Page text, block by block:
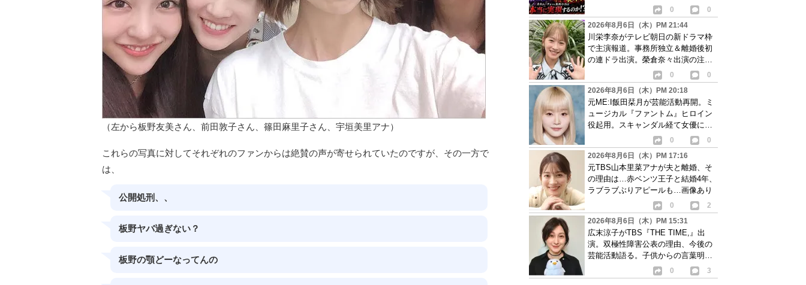
（左から板野友美さん、前田敦子さん、篠田麻里子さん、宇垣美里アナ）
これらの写真に対してそれぞれのファンからは絶賛の声が寄せられていたのですが、その一方で
は、
公開処刑、、
板野ヤバ過ぎない？
板野の顎どーなってんの
0
0
2026年8月6日（木）PM 21:44
川栄李奈がテレビ朝日の新ドラマ枠
で主演報道。事務所独立＆離婚後初
の連ドラ出演。榮倉奈々出演の注目
0
0
2026年8月6日（木）PM 20:18
元ME:I飯田栞月が芸能活動再開。ミ
ュージカル『ファントム』ヒロイン
役起用。スキャンダル経て女優に転
0
0
2026年8月6日（木）PM 17:16
元TBS山本里菜アナが夫と離婚、そ
の理由は…赤ベンツ王子と結婚4年、
ラブラブぶりアピールも…画像あり
0
2
2026年8月6日（木）PM 15:31
広末涼子がTBS『THE TIME,』出
演。双極性障害公表の理由、今後の
芸能活動語る。子供からの言葉明か
0 3